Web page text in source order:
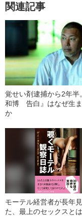
関連記事
覚せい剤逮捕から2年半
和博 告白』はなぜ生
か
モーテル経営者が長年
た、最上のセックスと